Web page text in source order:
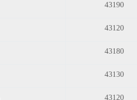
43190
43120
43180
43130
43120